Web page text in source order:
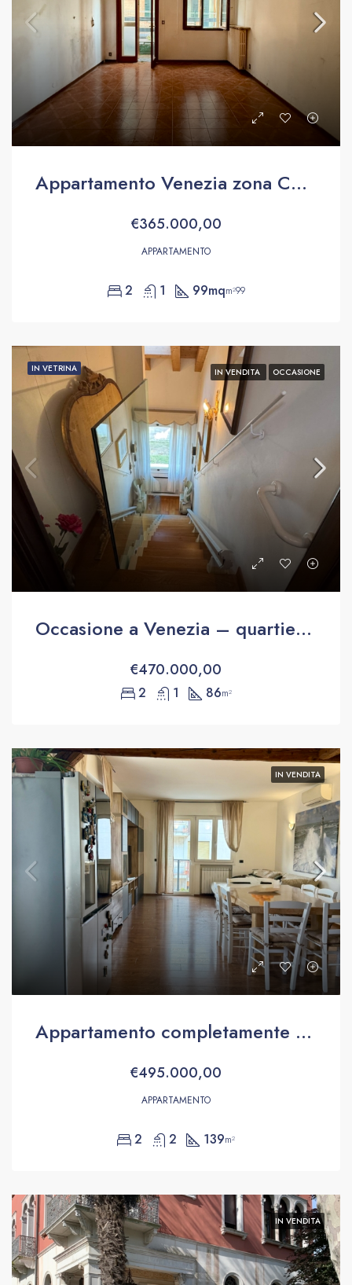
Appartamento Venezia zona Celestia
€365.000,00
APPARTAMENTO
2 1 99mqm²99
IN VETRINA IN VENDITA OCCASIONE
Occasione a Venezia – quartiere di Cannaregio
€470.000,00
2 1 86m²
IN VENDITA
Appartamento completamente ristrutturato
€495.000,00
APPARTAMENTO
2 2 139m²
IN VENDITA